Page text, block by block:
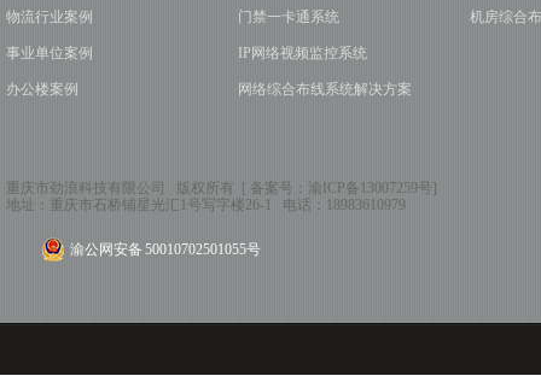
物流行业案例
事业单位案例
办公楼案例
门禁一卡通系统
IP网络视频监控系统
网络综合布线系统解决方案
机房综合
重庆市劲浪科技有限公司 版权所有 [ 备案号： 渝ICP备13007259号]
地址： 重庆市石桥铺星光汇1号写字楼26-1 电话： 18983610979
渝公网安备 50010702501055号